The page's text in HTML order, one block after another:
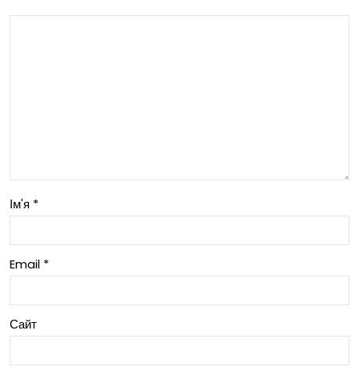
я?
Ім'я *
Email *
Сайт